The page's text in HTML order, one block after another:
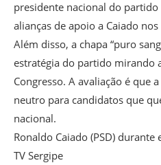
presidente nacional do
alianças de apoio a Caiado nos
Além disso, a chapa “puro
estratégia do partido mirando
Congresso. A avaliação é que
neutro para candidatos que
nacional.
Ronaldo Caiado (PSD) durante
TV Sergipe